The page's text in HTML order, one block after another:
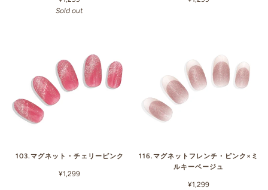
Sold out
103.マグネット・チェリーピンク
¥1,299
116.マグネットフレンチ・ピンク×ミ
ルキーベージュ
¥1,299